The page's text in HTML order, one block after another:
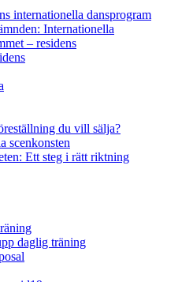
internationella dansprogram
Internationella
– residens
du vill sälja?
scenkonsten
Ett steg i rätt riktning
daglig träning